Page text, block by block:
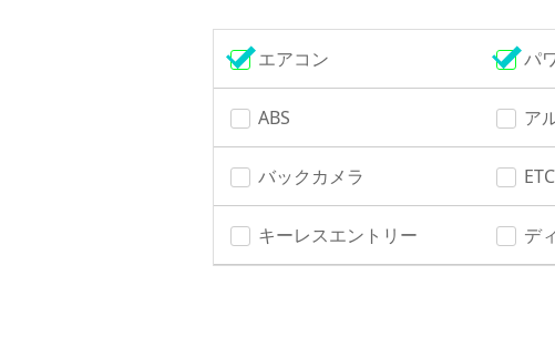
エアコン パ
ABS ア
バックカメラ ETC
キーレスエントリー デ